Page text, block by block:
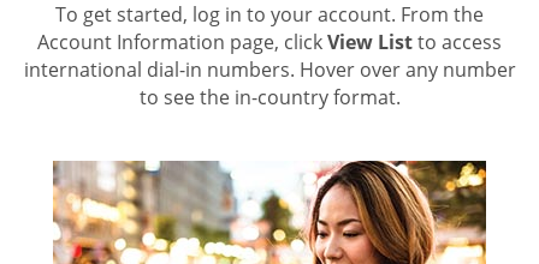
To get started, log in to your account. From the
Account Information page, clickView Listto access
international dial-in numbers. Hover over any number
to see the in-country format.